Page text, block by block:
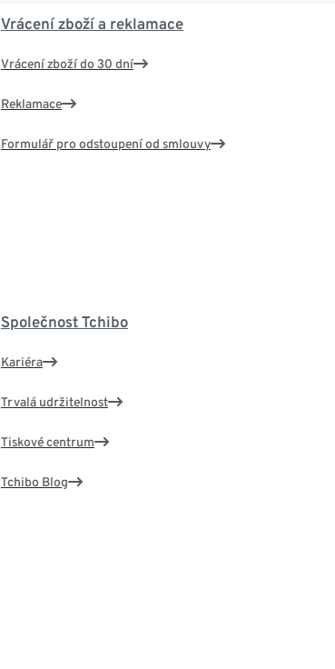
Vrácení zboží a reklamace
Vrácení zboží do 30 dní
Reklamace
Formulář pro odstoupení od smlouvy
Společnost Tchibo
Kariéra
Trvalá udržitelnost
Tiskové centrum
Tchibo Blog